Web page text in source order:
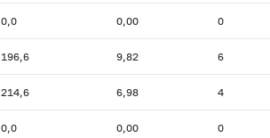
0,0 0,00 0
196,6 9,82 6
214,6 6,98 4
0,0 0,00 0